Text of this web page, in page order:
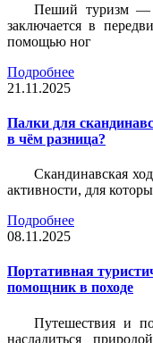
Пеший туризм —
заключается в
помощью ног
Подробнее
21.11.2025
Палки для
в чём разница?
Скандинавская
активности, для
Подробнее
08.11.2025
Портативная
помощник в походе
Путешествия и
насладиться